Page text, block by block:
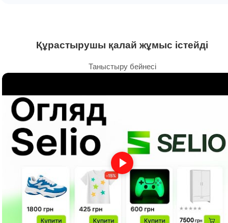
Құрастырушы қалай жұмыс істейді
Таныстыру бейнесі